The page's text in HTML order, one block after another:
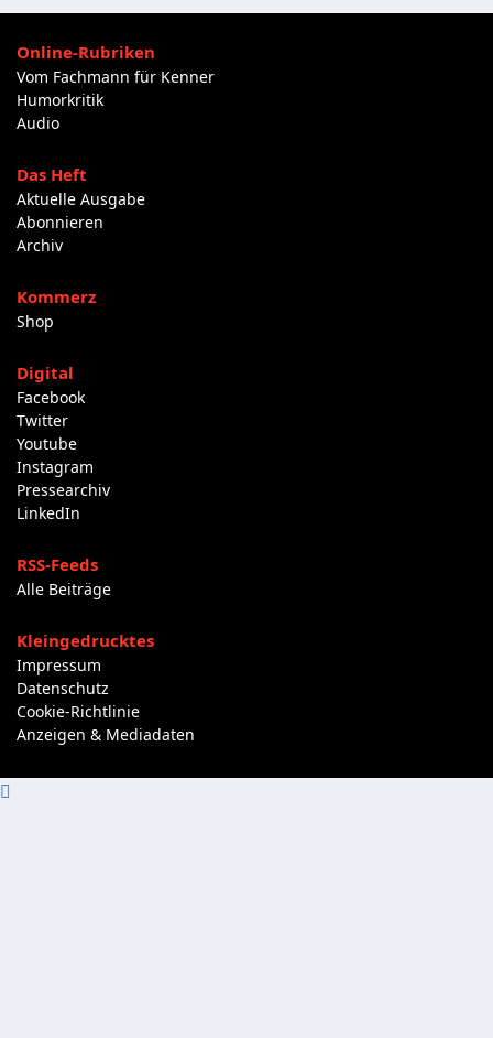
Online-Rubriken
Vom Fachmann für Kenner
Humorkritik
Audio
Das Heft
Aktuelle Ausgabe
Abonnieren
Archiv
Kommerz
Shop
Digital
Facebook
Twitter
Youtube
Instagram
Pressearchiv
LinkedIn
RSS-Feeds
Alle Beiträge
Kleingedrucktes
Impressum
Datenschutz
Cookie-Richtlinie
Anzeigen & Mediadaten